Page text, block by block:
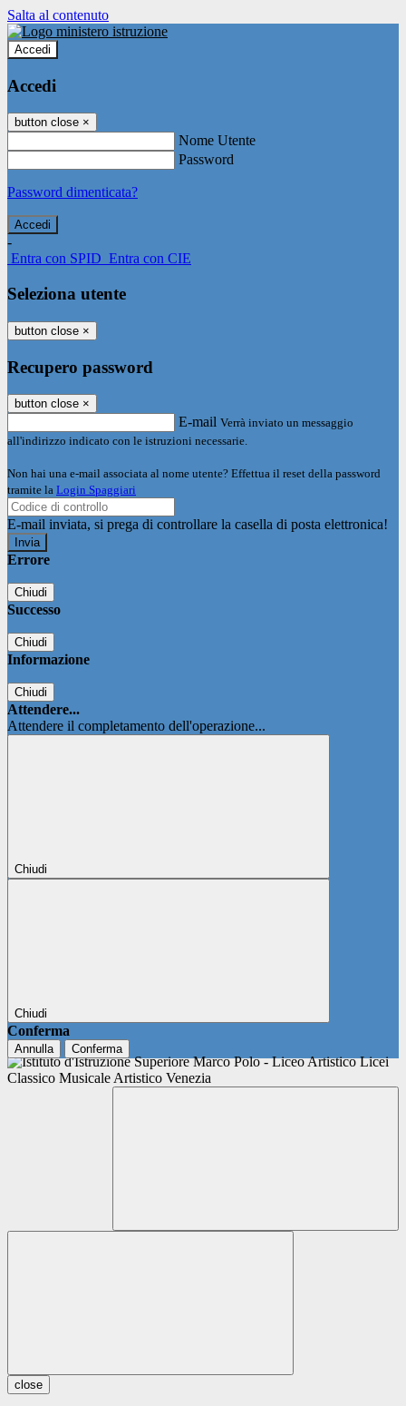
Salta al contenuto
Accedi
Accedi
button close ×
Nome Utente
Password
Password dimenticata?
-
Entra con SPID Entra con CIE
Seleziona utente
button close ×
Recupero password
button close ×
E-mail Verrà inviato un messaggio
all'indirizzo indicato con le istruzioni necessarie.
Non hai una e-mail associata al nome utente? Effettua il reset della password
tramite la Login Spaggiari
E-mail inviata, si prega di controllare la casella di posta elettronica!
Errore
Chiudi
Successo
Chiudi
Informazione
Chiudi
Attendere...
Attendere il completamento dell'operazione...
Chiudi
Chiudi
Conferma
Annulla Conferma
close